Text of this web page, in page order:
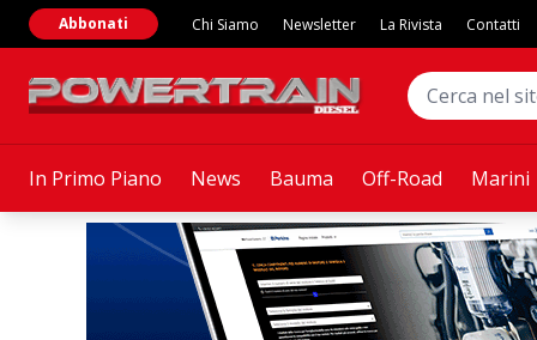
In Primo Piano News Bauma Off-Road Marini
Abbonati Chi Siamo Newsletter La Rivista Contatti